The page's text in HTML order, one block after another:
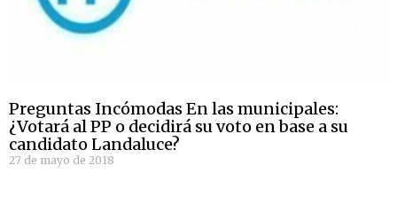
Preguntas Incómodas En las municipales:
¿Votará al PP o decidirá su voto en base a su
candidato Landaluce?
27 de mayo de 2018